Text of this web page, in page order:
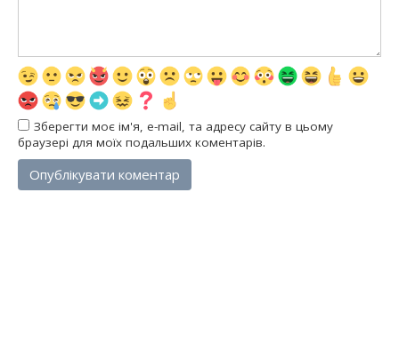
Зберегти моє ім'я, e-mail, та адресу сайту в цьому
браузері для моїх подальших коментарів.